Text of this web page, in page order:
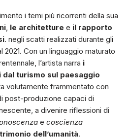
i temi più ricorrenti della sua
, le architetture e il rapporto
. negli scatti realizzati durante gli
2021. Con un linguaggio maturato
l’artista narra i
turismo sul paesaggio
volutamente frammentato con
post-produzione capaci di
a divenire riflessioni di
e coscienza
dell’umanità.